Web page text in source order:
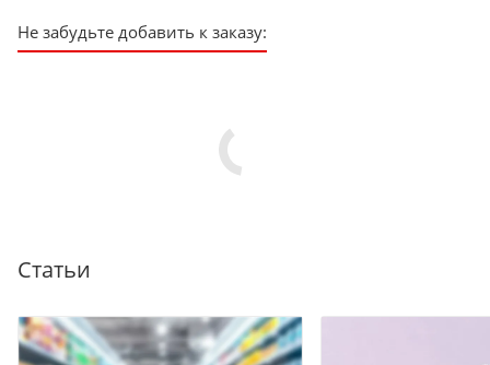
Не забудьте добавить к заказу:
Статьи